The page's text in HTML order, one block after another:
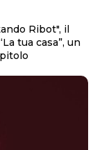
Ribot", il
tua casa”, un